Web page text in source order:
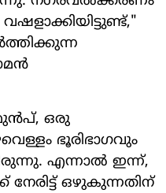
ഒരു
ഭൂരിഭാഗവും
എന്നാൽ ഇന്ന്,
ഒഴുകുന്നതിന്